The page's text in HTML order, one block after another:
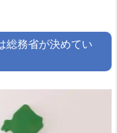
総務省が決めてい